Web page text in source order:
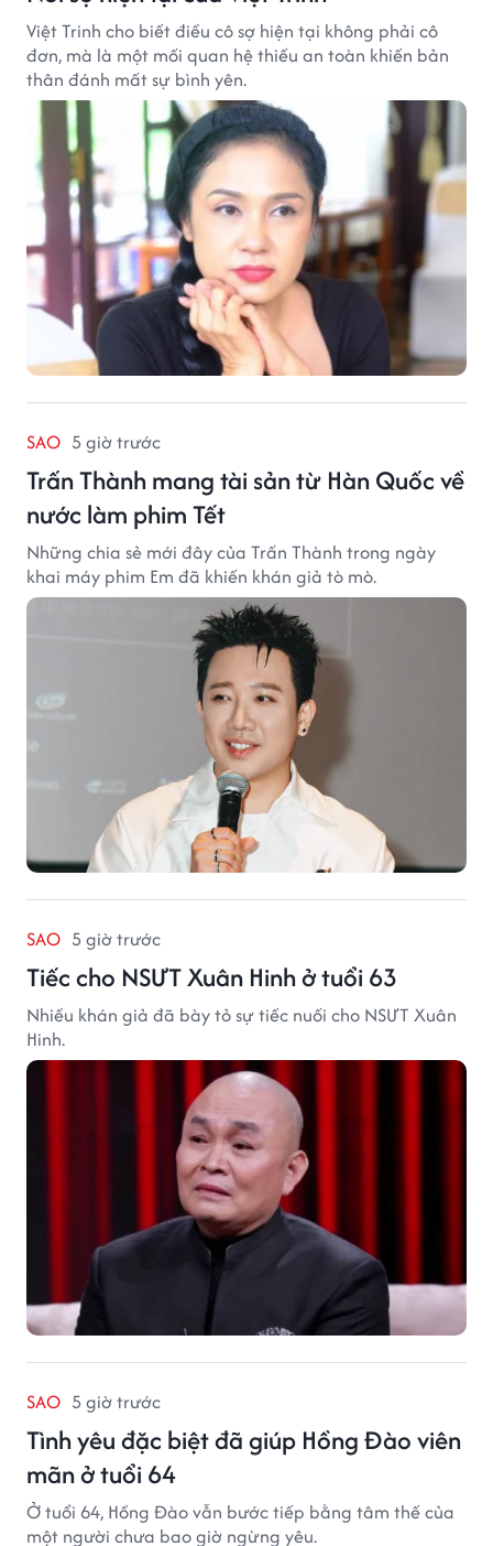
Việt Trinh cho biết điều cô sợ hiện tại không phải cô
đơn, mà là một mối quan hệ thiếu an toàn khiến bản
thân đánh mất sự bình yên.
SAO 5 giờ trước
Trấn Thành mang tài sản từ Hàn Quốc về
nước làm phim Tết
Những chia sẻ mới đây của Trấn Thành trong ngày
khai máy phim Em đã khiến khán giả tò mò.
SAO 5 giờ trước
Tiếc cho NSƯT Xuân Hinh ở tuổi 63
Nhiều khán giả đã bày tỏ sự tiếc nuối cho NSƯT Xuân
Hinh.
SAO 5 giờ trước
Tình yêu đặc biệt đã giúp Hồng Đào viên
mãn ở tuổi 64
Ở tuổi 64, Hồng Đào vẫn bước tiếp bằng tâm thế của
một người chưa bao giờ ngừng yêu.